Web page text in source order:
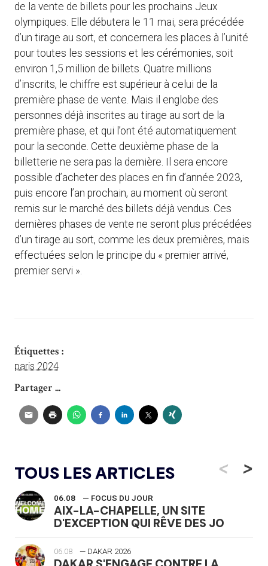
de la vente de billets pour les prochains Jeux
olympiques. Elle débutera le 11 mai, sera précédée
d’un tirage au sort, et concernera les places à l’unité
pour toutes les sessions et les cérémonies, soit
environ 1,5 million de billets. Quatre millions
d’inscrits, le chiffre est supérieur à celui de la
première phase de vente. Mais il englobe des
personnes déjà inscrites au tirage au sort de la
première phase, et qui l’ont été automatiquement
pour la seconde. Cette deuxième phase de la
billetterie ne sera pas la dernière. Il sera encore
possible d’acheter des places en fin d’année 2023,
puis encore l’an prochain, au moment où seront
remis sur le marché des billets déjà vendus. Ces
dernières phases de vente ne seront plus précédées
d’un tirage au sort, comme les deux premières, mais
effectuées selon le principe du « premier arrivé,
premier servi ».
Étiquettes :
paris 2024
Partager ...
TOUS LES ARTICLES <
06.08 — FOCUS DU JOUR
AIX-LA-CHAPELLE, UN SITE
D'EXCEPTION QUI RÊVE DES JO
06.08 — DAKAR 2026
>